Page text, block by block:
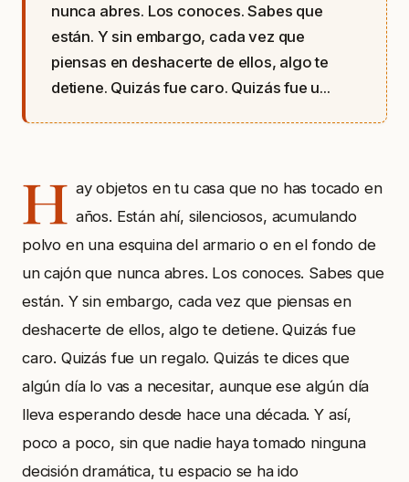
nunca abres. Los conoces. Sabes que
están. Y sin embargo, cada vez que
piensas en deshacerte de ellos, algo te
detiene. Quizás fue caro. Quizás fue u...
H ay objetos en tu casa que no has tocado en
años. Están ahí, silenciosos, acumulando
polvo en una esquina del armario o en el fondo de
un cajón que nunca abres. Los conoces. Sabes que
están. Y sin embargo, cada vez que piensas en
deshacerte de ellos, algo te detiene. Quizás fue
caro. Quizás fue un regalo. Quizás te dices que
algún día lo vas a necesitar, aunque ese algún día
lleva esperando desde hace una década. Y así,
poco a poco, sin que nadie haya tomado ninguna
decisión dramática, tu espacio se ha ido